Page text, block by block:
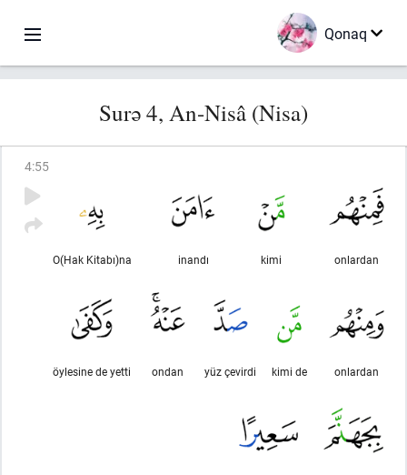
Qonaq
Surə 4, An-Nisâ (Nisa)
4:55
onlardan
kimi
inandı
O(Hak Kitabı)na
onlardan
kimi de
yüz çevirdi
ondan
öylesine de yetti